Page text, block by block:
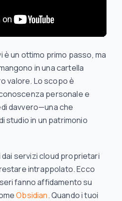
è un ottimo primo passo, ma
in una cartella
valore. Lo scopo è
personale e
davvero—una che
studio in un patrimonio
servizi cloud proprietari
intrappolato. Ecco
fanno affidamento su
Obsidian. Quando i tuoi